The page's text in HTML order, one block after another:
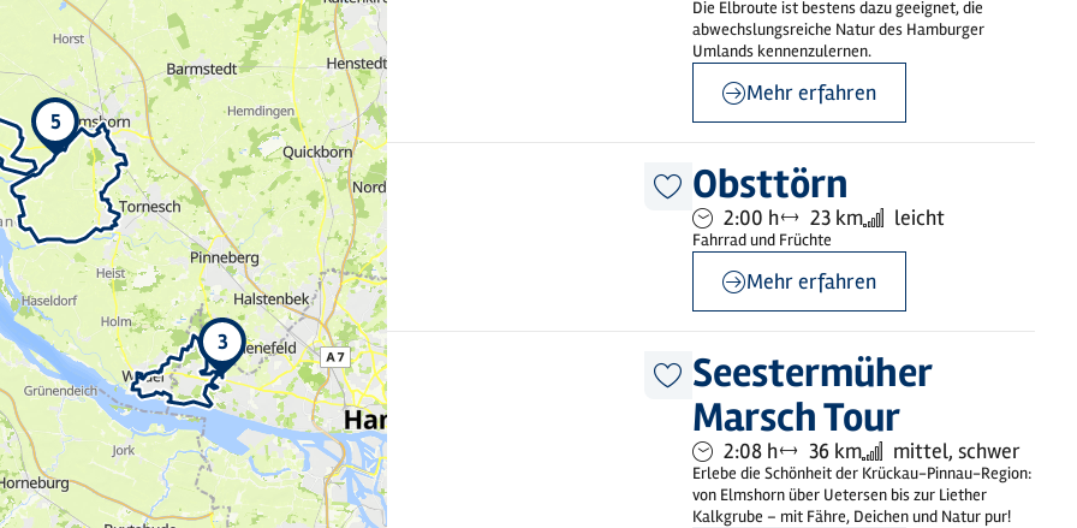
3
5
Die Elbroute ist bestens dazu geeignet, die
abwechslungsreiche Natur des Hamburger
Umlands kennenzulernen.
Mehr erfahren
Diesen
Artikel
merken
Obsttörn
Dauer:
2:00 h Entfernung:
23 km Anforderung:
leicht
Fahrrad und Früchte
Mehr
erfahren
Mehr erfahren
Diesen
Artikel
merken
Seestermüher
Marsch Tour
Dauer:
2:08 h Entfernung:
36 km Anforderung:
mittel, schwer
Erlebe die Schönheit der Krückau-Pinnau-Region:
von Elmshorn über Uetersen bis zur Liether
Kalkgrube – mit Fähre, Deichen und Natur pur!
Mehr
erfahren